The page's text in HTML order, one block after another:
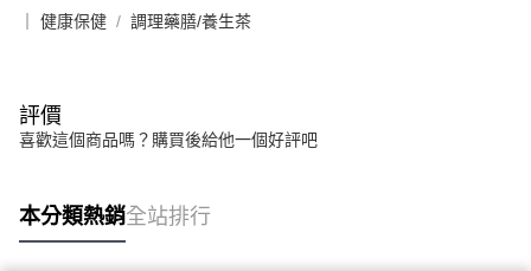
｜ 健康保健 調理藥膳/養生茶
評價
喜歡這個商品嗎？購買後給他一個好評吧
本分類熱銷全站排行